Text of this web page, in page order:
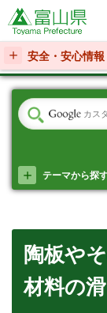
富山県
安全・安心情報
テーマから探
陶板や
材料の